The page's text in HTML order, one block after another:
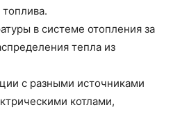
в системе отопления за
тепла из
с разными источниками
котлами,